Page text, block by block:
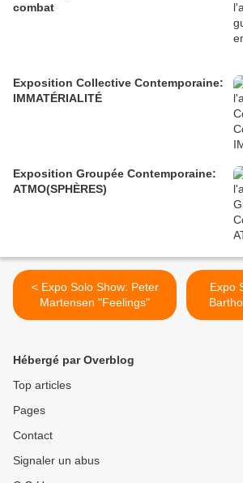
combat
Exposition Collective Contemporaine:
IMMATÉRIALITÉ
Exposition Groupée Contemporaine:
ATMO(SPHÈRES)
< Expo Solo Show: Peter
Martensen "Feelings"
Expo
Hébergé par Overblog
Top articles
Pages
Contact
Signaler un abus